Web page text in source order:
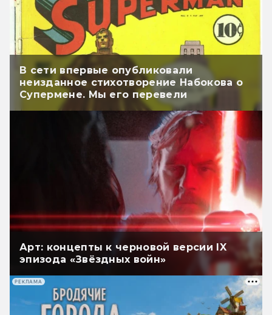
В сети впервые опубликовали
неизданное стихотворение Набокова о
Супермене. Мы его перевели
Арт: концепты к черновой версии IX
эпизода «Звёздных войн»
РЕКЛАМА